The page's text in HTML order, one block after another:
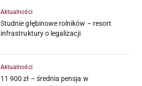
Aktualności
Studnie głębinowe rolników – resort
infrastruktury o legalizacji
Aktualności
11 900 zł – średnia pensja w